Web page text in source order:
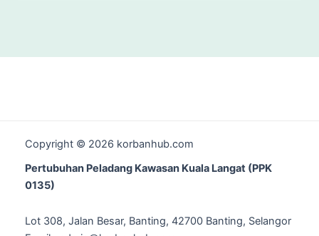
Copyright © 2026 korbanhub.com
Pertubuhan Peladang Kawasan Kuala Langat (PPK
0135)
Lot 308, Jalan Besar, Banting, 42700 Banting, Selangor